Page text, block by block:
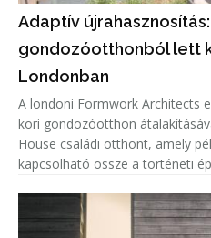
Adaptív
gondozóotthonból lett
Londonban
A londoni Formwork Architects
kori gondozóotthon
House családi otthont, amely
kapcsolható össze a történeti